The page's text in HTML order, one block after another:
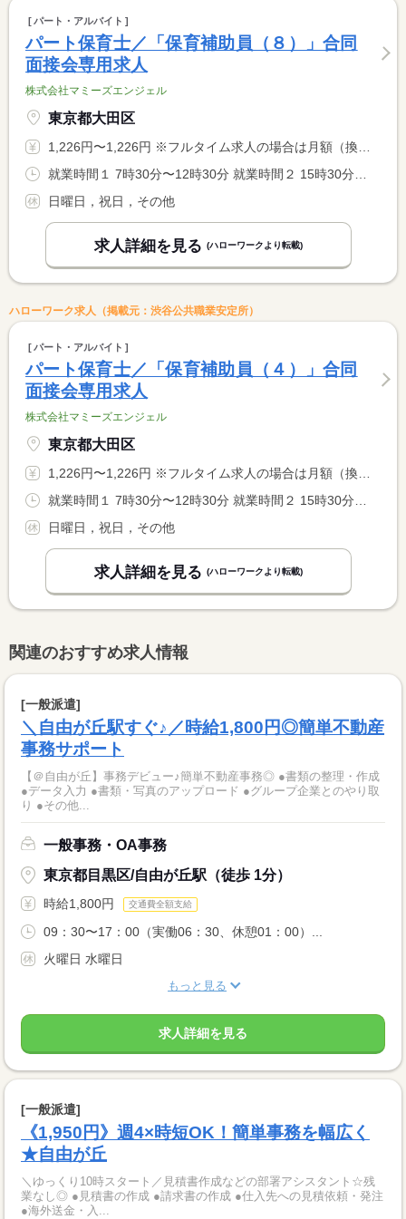
パート・アルバイト
パート保育士／「保育補助員（８）」合同
面接会専用求人
株式会社マミーズエンジェル
東京都大田区
1,226円〜1,226円 ※フルタイム求人の場合は月額（換算額）、パート求人の場合は時間額を表示しています。
日曜日，祝日，その他
求人詳細を見る (ハローワークより転載)
ハローワーク求人（掲載元：渋谷公共職業安定所）
パート・アルバイト
パート保育士／「保育補助員（４）」合同
面接会専用求人
株式会社マミーズエンジェル
東京都大田区
1,226円〜1,226円 ※フルタイム求人の場合は月額（換算額）、パート求人の場合は時間額を表示しています。
日曜日，祝日，その他
求人詳細を見る (ハローワークより転載)
関連のおすすめ求人情報
[一般派遣]
＼自由が丘駅すぐ♪／時給1,800円◎簡単不動産
事務サポート
【＠自由が丘】事務デビュー♪簡単不動産事務◎ ●書類の整理・作成
●データ入力 ●書類・写真のアップロード ●グループ企業とのやり取
り ●その他...
一般事務・OA事務
東京都目黒区/自由が丘駅（徒歩 1分）
時給1,800円 交通費全額支給
09：30〜17：00（実働06：30、休憩01：00）...
火曜日 水曜日
もっと見る
求人詳細を見る
[一般派遣]
《1,950円》週4×時短OK！簡単事務を幅広く
★自由が丘
＼ゆっくり10時スタート／見積書作成などの部署アシスタント☆残
業なし◎ ●見積書の作成 ●請求書の作成 ●仕入先への見積依頼・発注
●海外送金・入...